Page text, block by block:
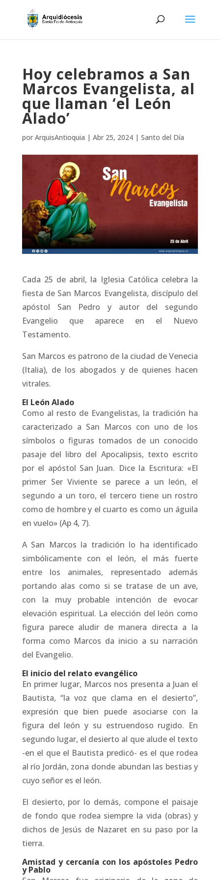
Hoy celebramos a San
Marcos Evangelista, al
que llaman ‘el León
Alado’
por ArquisAntioquia | Abr 25, 2024| Santo del Día
Cada 25 de abril, la Iglesia Católica celebra la
fiesta de San Marcos Evangelista, discípulo del
apóstol San Pedro y autor del segundo
Evangelio que aparece en el Nuevo
Testamento.
San Marcos es patrono de la ciudad de Venecia
(Italia), de los abogados y de quienes hacen
vitrales.
El León Alado
Como al resto de Evangelistas, la tradición ha
caracterizado a San Marcos con uno de los
símbolos o figuras tomados de un conocido
pasaje del libro del Apocalipsis, texto escrito
por el apóstol San Juan. Dice la Escritura: «El
primer Ser Viviente se parece a un león, el
segundo a un toro, el tercero tiene un rostro
como de hombre y el cuarto es como un águila
en vuelo» (Ap 4, 7).
A San Marcos la tradición lo ha identificado
simbólicamente con el león, el más fuerte
entre los animales, representado además
portando alas como si se tratase de un ave,
con la muy probable intención de evocar
elevación espiritual. La elección del león como
figura parece aludir de manera directa a la
forma como Marcos da inicio a su narración
del Evangelio.
El inicio del relato evangélico
En primer lugar, Marcos nos presenta a Juan el
Bautista, “la voz que clama en el desierto”,
expresión que bien puede asociarse con la
figura del león y su estruendoso rugido. En
segundo lugar, el desierto al que alude el texto
-en el que el Bautista predicó- es el que rodea
al río Jordán, zona donde abundan las bestias y
cuyo señor es el león.
El desierto, por lo demás, compone el paisaje
de fondo que rodea siempre la vida (obras) y
dichos de Jesús de Nazaret en su paso por la
tierra.
Amistad y cercanía con los apóstoles Pedro
y Pablo